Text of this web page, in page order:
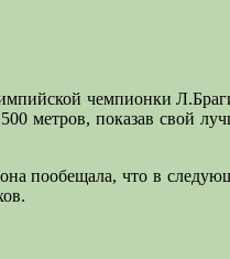
чемпионки
метров, показав свой
пообещала, что в